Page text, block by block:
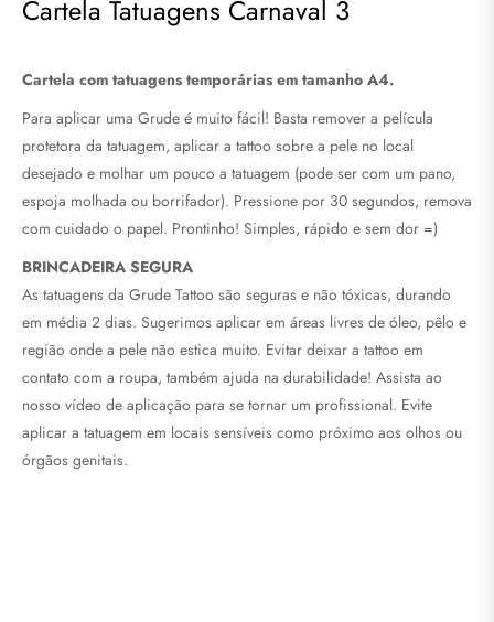
Cartela Tatuagens Carnaval 3
Cartela com tatuagens temporárias em tamanho A4.
Para aplicar uma Grude é muito fácil! Basta remover a película
protetora da tatuagem, aplicar a tattoo sobre a pele no local
desejado e molhar um pouco a tatuagem (pode ser com um pano,
espoja molhada ou borrifador). Pressione por 30 segundos, remova
com cuidado o papel. Prontinho! Simples, rápido e sem dor =)
BRINCADEIRA SEGURA
As tatuagens da Grude Tattoo são seguras e não tóxicas, durando
em média 2 dias. Sugerimos aplicar em áreas livres de óleo, pêlo e
região onde a pele não estica muito. Evitar deixar a tattoo em
contato com a roupa, também ajuda na durabilidade! Assista ao
nosso vídeo de aplicação para se tornar um profissional. Evite
aplicar a tatuagem em locais sensíveis como próximo aos olhos ou
órgãos genitais.